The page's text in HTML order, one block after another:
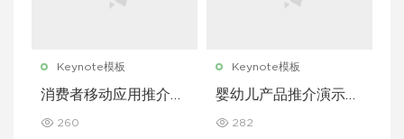
Keynote模板
消费者移动应用推介演
ote 模板
260
Keynote模板
婴幼儿产品推介演示文
模板
282